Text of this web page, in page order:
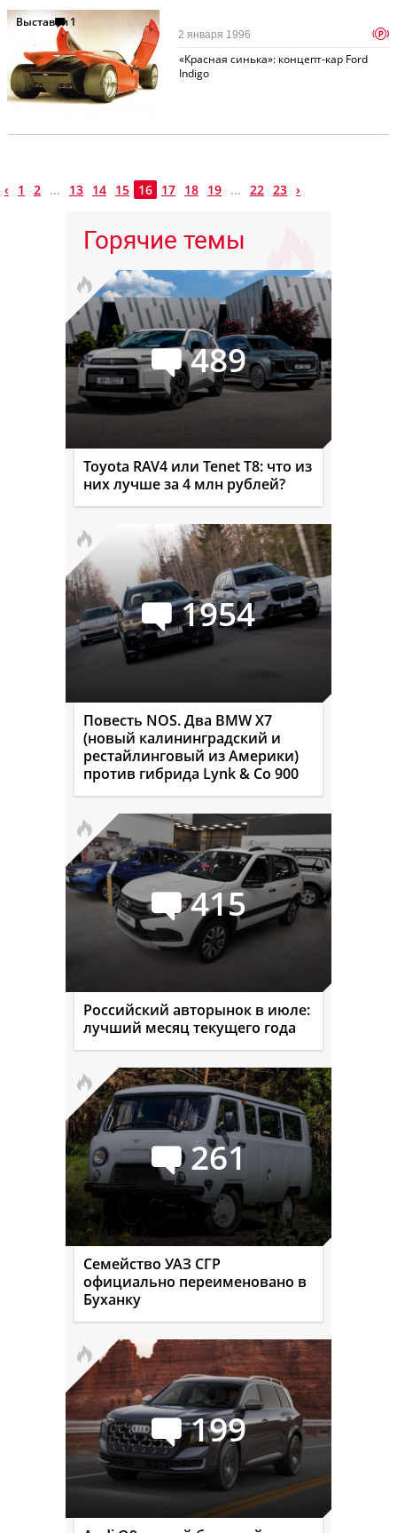
Выставки1
«Красная синька»: концепт-кар Ford
Indigo
2 января 1996 p
‹ 1 2 ... 13 14 15 16 17 18 19 ... 22 23 ›
Горячие темы
489
Toyota RAV4 или Tenet T8: что из
них лучше за 4 млн рублей?
1954
Повесть NOS. Два BMW X7
(новый калининградский и
рестайлинговый из Америки)
против гибрида Lynk & Co 900
415
Российский авторынок в июле:
лучший месяц текущего года
261
Семейство УАЗ СГР
официально переименовано в
Буханку
199